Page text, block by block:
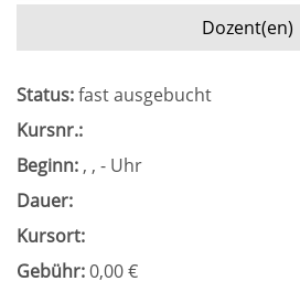
Dozent(en)
Status:fast ausgebucht
Kursnr.:
Beginn: , , - Uhr
Dauer:
Kursort:
Gebühr:0,00 €